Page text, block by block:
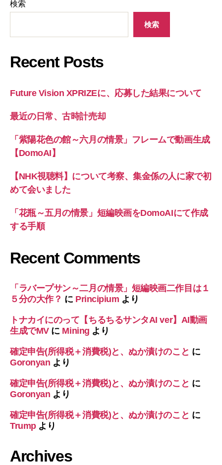
検索
検索
Recent Posts
Future Vision XPRIZEに、応募した結果について
最近の日常、古時計売却
「紫陽花色の館～六月の情景」フレームで動画生成
【DomoAI】
【NHK視聴料】について考察、集金係の人に家で初
めて会いました
「花瓶～五月の情景」短編映画をDomoAIにて作成
する手順
Recent Comments
「ラバープサン～二月の情景」短編映画二作目は１
５分の大作？ に Principium より
トナカイにのって【ちるちるサンタAI ver】AI動画
生成でMVに Mining より
確定申告(所得税＋消費税)と、ぬか漬けのこと に
Goronyan より
確定申告(所得税＋消費税)と、ぬか漬けのこと に
Goronyan より
確定申告(所得税＋消費税)と、ぬか漬けのこと に
Trumpより
Archives